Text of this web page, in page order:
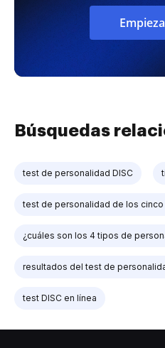
Búsquedas
test de personalidad DISC
test de personalidad de los cinco
¿cuáles son los 4 tipos de
resultados del test de
test DISC en línea